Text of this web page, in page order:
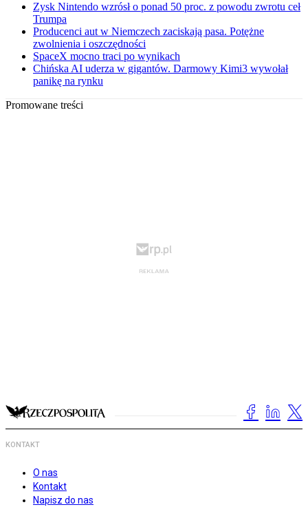
Zysk Nintendo wzrósł o ponad 50 proc. z powodu zwrotu ceł
Trumpa
Producenci aut w Niemczech zaciskają pasa. Potężne
zwolnienia i oszczędności
SpaceX mocno traci po wynikach
Chińska AI uderza w gigantów. Darmowy Kimi3 wywołał
panikę na rynku
Promowane treści
KONTAKT
O nas
Kontakt
Napisz do nas